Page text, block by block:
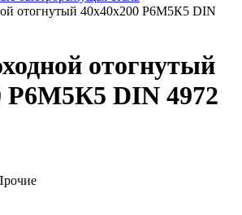
отогнутый 40х40х200 Р6М5К5 DIN
отогнутый
Р6М5К5 DIN 4972